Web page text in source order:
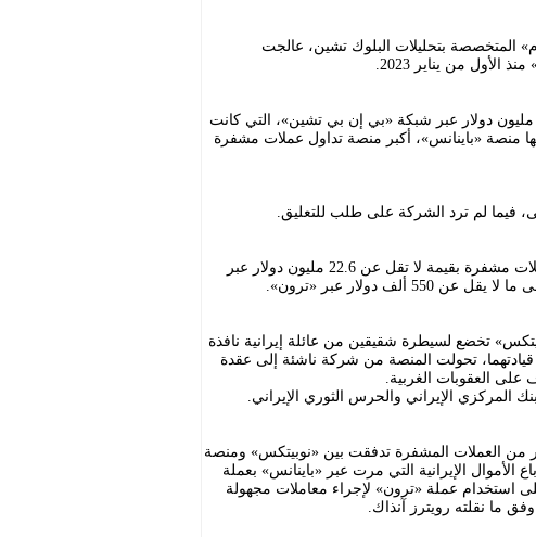
المتخصصة بتحليلات البلوك تشين، عالجت
من يناير 2023.
كما عالجت المنصة منذ عام 2023 ما لا يقل عن 317 مليون دولار عبر شبكة «بي إن بي تشين»، التي كانت
منصة «باينانس»، أكبر منصة تداول عملات مشفرة
فيما لم ترد الشركة على طلب للتعليق.
ومنذ اندلاع الحرب مع إيران في فبراير، تحركت عملات مشفرة بقيمة لا تقل عن 22.6 مليون دولار عبر
دولار عبر «ترون».
تخضع لسيطرة شقيقين من عائلة إيرانية نافذة
تحولت المنصة من شركة ناشئة إلى عقدة
العقوبات الغربية.
الإيراني والحرس الثوري الإيراني.
رويترز أن نحو 7.8 مليار دولار من العملات المشفرة تدفقت بين «نوبيتكس» ومنصة
وكان نحو ثلاثة أرباع الأموال الإيرانية التي مرت عبر «باينانس» بعملة
استخدام عملة «ترون» لإجراء معاملات مجهولة
ما نقلته رويترز آنذاك.